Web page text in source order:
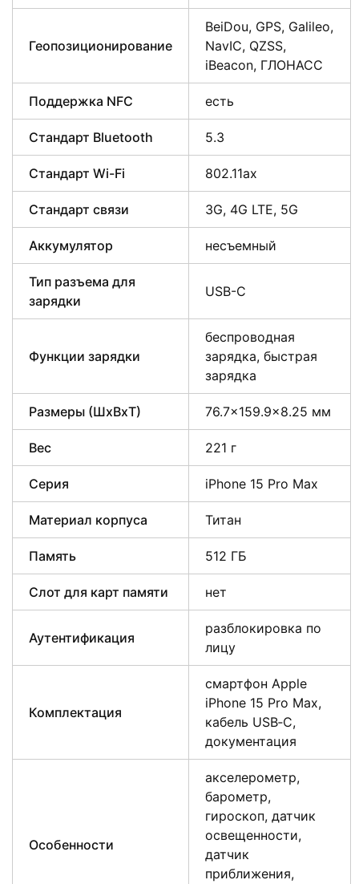
Геопозиционирование
BeiDou, GPS, Galileo,
NavIC, QZSS,
iBeacon, ГЛОНАСС
Поддержка NFC есть
Стандарт Bluetooth 5.3
Стандарт Wi-Fi 802.11ax
Стандарт связи 3G, 4G LTE, 5G
Аккумулятор несъемный
Тип разъема для
зарядки
USB-C
Функции зарядки
беспроводная
зарядка, быстрая
зарядка
Размеры (ШxВxТ) 76.7×159.9×8.25 мм
Вес 221 г
Серия iPhone 15 Pro Max
Материал корпуса Титан
Память 512 ГБ
Слот для карт памяти нет
Аутентификация
разблокировка по
лицу
Комплектация
смартфон Apple
iPhone 15 Pro Max,
кабель USB‑C,
документация
Особенности
акселерометр,
барометр,
гироскоп, датчик
освещенности,
датчик
приближения,